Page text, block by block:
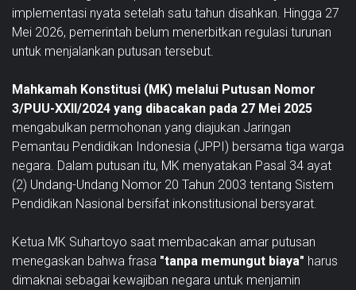
implementasi nyata setelah satu tahun disahkan. Hingga 27
Mei 2026, pemerintah belum menerbitkan regulasi turunan
untuk menjalankan putusan tersebut.
Mahkamah Konstitusi (MK) melalui Putusan Nomor
3/PUU-XXII/2024 yang dibacakan pada 27 Mei 2025
mengabulkan permohonan yang diajukan Jaringan
Pemantau Pendidikan Indonesia (JPPI) bersama tiga warga
negara. Dalam putusan itu, MK menyatakan Pasal 34 ayat
(2) Undang-Undang Nomor 20 Tahun 2003 tentang Sistem
Pendidikan Nasional bersifat inkonstitusional bersyarat.
Ketua MK Suhartoyo saat membacakan amar putusan
menegaskan bahwa frasa "tanpa memungut biaya" harus
dimaknai sebagai kewajiban negara untuk menjamin